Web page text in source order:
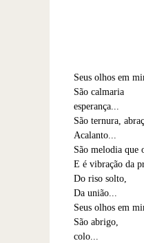
Seus olhos em
São calmaria
esperança...
São ternura,
Acalanto...
São melodia que
E é vibração da
Do riso solto,
Da união...
Seus olhos em
São abrigo,
colo...